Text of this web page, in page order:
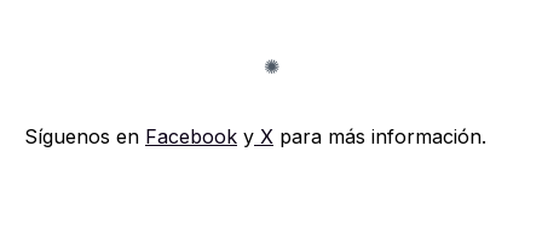
Síguenos en Facebook y X para más información.